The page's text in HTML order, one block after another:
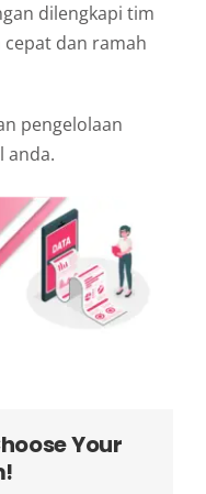
dilengkapi tim
dan ramah
pengelolaan
anda.
Your